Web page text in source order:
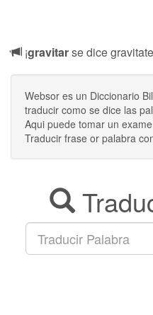
¡gravitarse dice
Websor es un Diccionario
traducir como se dice las
Aqui puede tomar un
Traducir frase or palabra